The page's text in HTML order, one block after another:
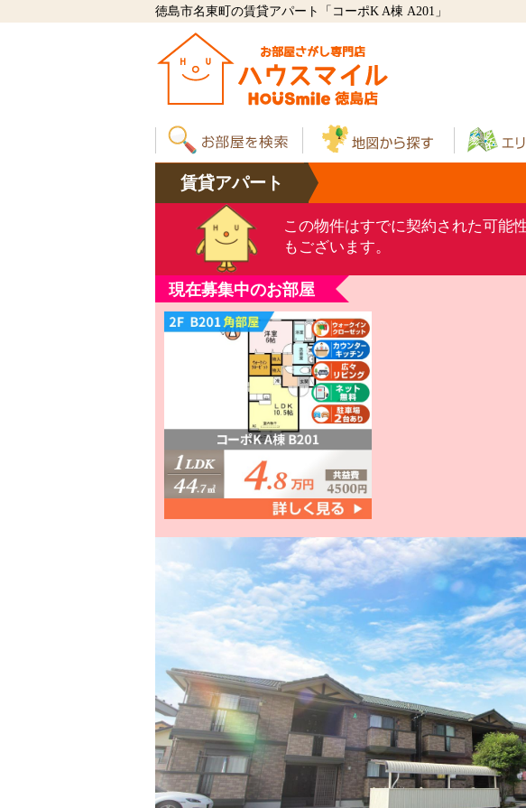
徳島市名東町の賃貸アパート「コーポK A棟 A201」
賃貸アパート
この物件はすでに契約された可能
もございます。
現在募集中のお部屋